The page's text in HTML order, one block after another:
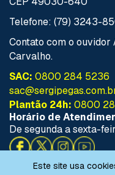
Este site usa
Telefone: (79) 3243-
Contato com o ouvidor
Carvalho.
SAC: 0800 284 5236
Plantão 24h: 0800
Horário de
De segunda a sexta-